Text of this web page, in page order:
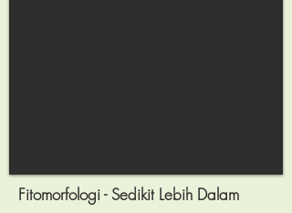
Fitomorfologi - Sedikit Lebih Dalam